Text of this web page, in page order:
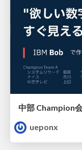
ueponx